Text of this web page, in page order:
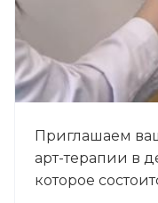
Приглашаем
арт-терапии в
которое